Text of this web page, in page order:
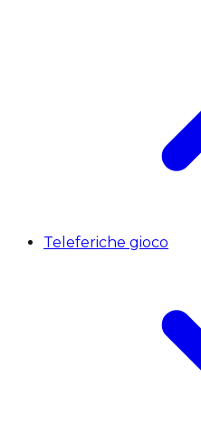
Teleferiche gioco